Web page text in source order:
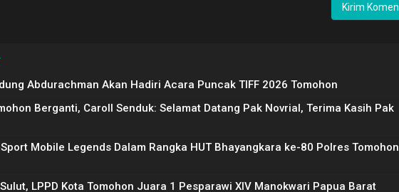
Abdurachman Akan Hadiri Acara Puncak TIFF 2026 Tomohon
Berganti, Caroll Senduk: Selamat Datang Pak Novrial, Terima Kasih Pak
Mobile Legends Dalam Rangka HUT Bhayangkara ke-80 Polres Tomohon
LPPD Kota Tomohon Juara 1 Pesparawi XIV Manokwari Papua Barat